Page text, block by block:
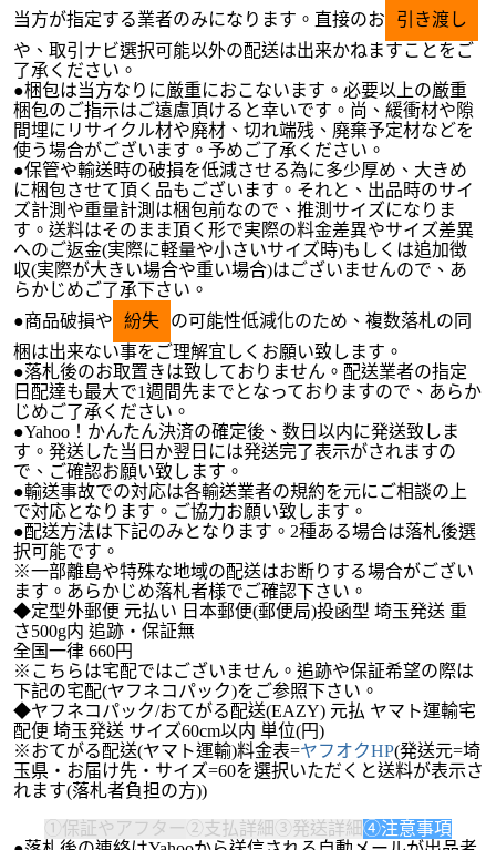
当方が指定する業者のみになります。直接のお
引き渡し
や、取引ナビ選択可能以外の配送は出来かねますことをご
了承ください。
●梱包は当方なりに厳重におこないます。必要以上の厳重
梱包のご指示はご遠慮頂けると幸いです。尚、緩衝材や隙
間埋にリサイクル材や廃材、切れ端残、廃棄予定材などを
使う場合がございます。予めご了承ください。
●保管や輸送時の破損を低減させる為に多少厚め、大きめ
に梱包させて頂く品もございます。それと、出品時のサイ
ズ計測や重量計測は梱包前なので、推測サイズになりま
す。送料はそのまま頂く形で実際の料金差異やサイズ差異
へのご返金(実際に軽量や小さいサイズ時)もしくは追加徴
収(実際が大きい場合や重い場合)はございませんので、あ
らかじめご了承下さい。
●商品破損や
紛失
の可能性低減化のため、複数落札の同
梱は出来ない事をご理解宜しくお願い致します。
●落札後のお取置きは致しておりません。配送業者の指定
日配達も最大で1週間先までとなっておりますので、あらか
じめご了承ください。
●Yahoo！かんたん決済の確定後、数日以内に発送致しま
す。発送した当日か翌日には発送完了表示がされますの
で、ご確認お願い致します。
●輸送事故での対応は各輸送業者の規約を元にご相談の上
で対応となります。ご協力お願い致します。
●配送方法は下記のみとなります。2種ある場合は落札後選
択可能です。
※一部離島や特殊な地域の配送はお断りする場合がござい
ます。あらかじめ落札者様でご確認下さい。
◆定型外郵便 元払い 日本郵便(郵便局)投函型 埼玉発送 重
さ500g内 追跡・保証無
全国一律 660円
※こちらは宅配ではございません。追跡や保証希望の際は
下記の宅配(ヤフネコパック)をご参照下さい。
◆ヤフネコパック/おてがる配送(EAZY) 元払 ヤマト運輸宅
配便 埼玉発送 サイズ60cm以内 単位(円)
※おてがる配送(ヤマト運輸)料金表=ヤフオクHP(発送元=埼
玉県・お届け先・サイズ=60を選択いただくと送料が表示さ
れます(落札者負担の方))
①保証やアフター ②支払詳細 ③発送詳細④注意事項